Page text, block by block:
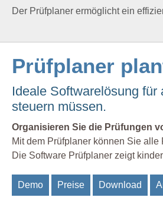
Der Prüfplaner ermöglicht ein
Prüfplaner
Ideale Softwarelösung
steuern müssen.
Organisieren Sie die Prüfungen
Mit dem Prüfplaner können Sie
Die Software Prüfplaner zeigt
Demo Preise Download